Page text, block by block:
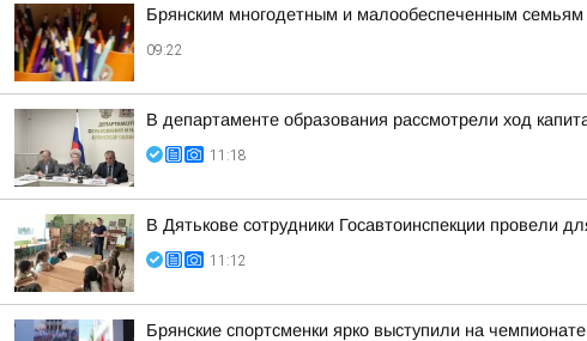
Брянским многодетным и малообеспеченным семьям
09:22
В департаменте образования рассмотрели ход
11:18
В Дятькове сотрудники Госавтоинспекции
11:12
Брянские спортсменки ярко выступили на